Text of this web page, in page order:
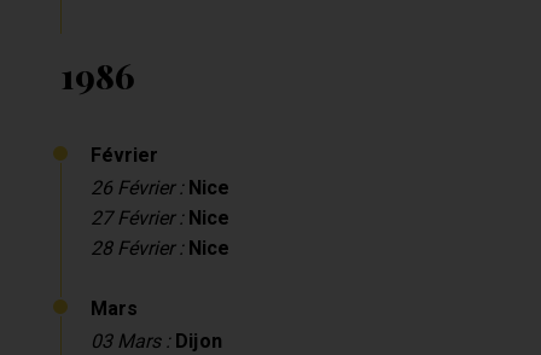
1986
Février
26 Février : Nice
27 Février : Nice
28 Février : Nice
Mars
03 Mars : Dijon